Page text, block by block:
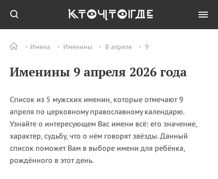
Имена Именины В апреле 9
Именины 9 апреля 2026 года
Список из 5 мужских именин, которые отмечают 9
апреля по церковному православному календарю.
Узнайте о интересующем Вас имени всё: его значение,
характер, судьбу, что о нём говорят звёзды. Данный
список поможет Вам в выборе имени для ребёнка,
рождённого в этот день.
ПРАЗДНИКИ
09.08 День воздушных
09.08 День святого
великомученика
Пантелеймона –
покровителя всех
врачей и целителя